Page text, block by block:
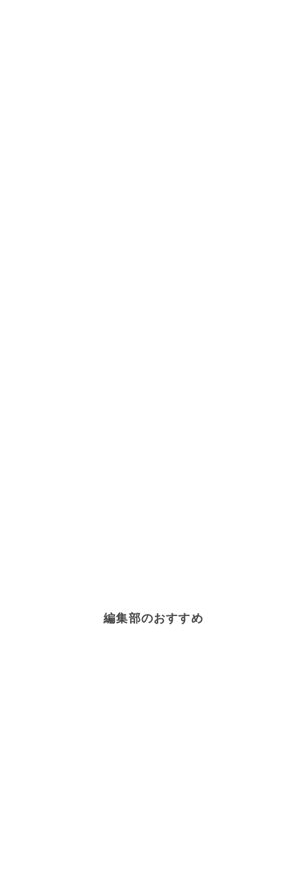
編集部のおすすめ